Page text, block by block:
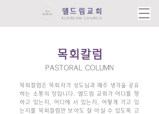
엘드림교회
ELDREAM CHURCH
목회칼럼
PASTORAL COLUMN
목회칼럼은 목회자가 성도님과 매주 생각을 공유
하는 소통의 장입니다. 엘드림 교회가 어디를 향
하고 있는지, 어디에 서 있는지, 어떻게 가고 있
는지를 목회칼럼만 보아도 잘 아실 수 있도록 고